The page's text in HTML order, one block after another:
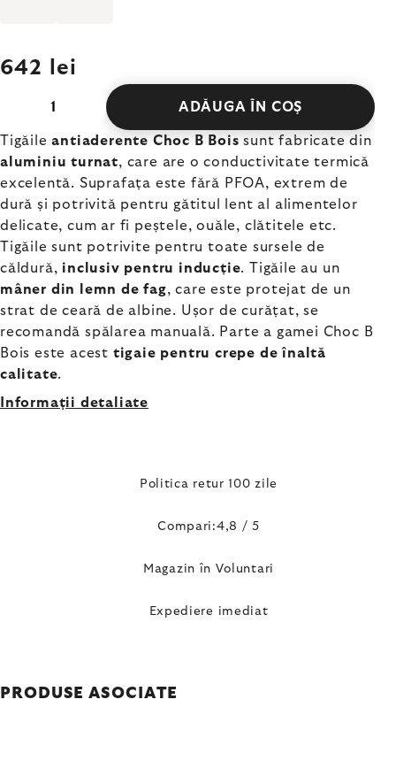
642 lei
ADĂUGA ÎN COŞ
Tigăileantiaderente Choc B Bois sunt fabricate din
aluminiu turnat, care are o conductivitate termică
excelentă. Suprafața este fără PFOA, extrem de
dură și potrivită pentru gătitul lent al alimentelor
delicate, cum ar fi peștele, ouăle, clătitele etc.
Tigăile sunt potrivite pentru toate sursele de
căldură, inclusiv pentru inducție. Tigăile au un
mâner din lemn de fag, care este protejat de un
strat de ceară de albine. Ușor de curățat, se
recomandă spălarea manuală. Parte a gamei Choc B
Bois este acest tigaie pentru crepe de înaltă
calitate.
Informaţii detaliate
Politica retur 100 zile
Compari:4,8 / 5
Magazin în Voluntari
Expediere imediat
PRODUSE ASOCIATE